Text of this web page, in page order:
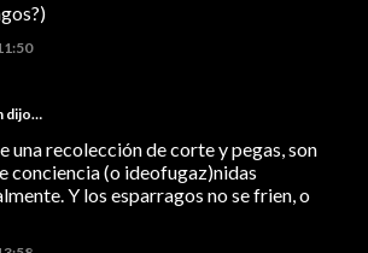
dijo…
una recolección de corte y pegas, son
conciencia (o ideofugaz)nidas
Y los esparragos no se frien, o